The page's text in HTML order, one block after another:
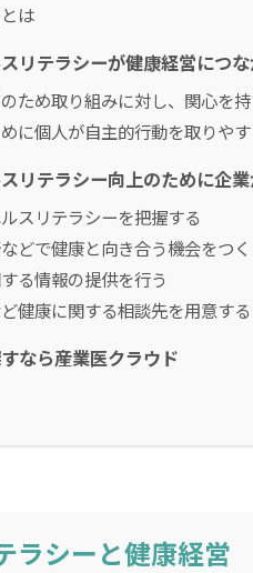
は
リテラシーが健康経営につ
ため取り組みに対し、関心を
に個人が自主的行動を取りや
リテラシー向上のために企
スリテラシーを把握する
どで健康と向き合う機会をつく
る情報の提供を行う
健康に関する相談先を用意する
なら産業医クラウド
ラシーと健康経営